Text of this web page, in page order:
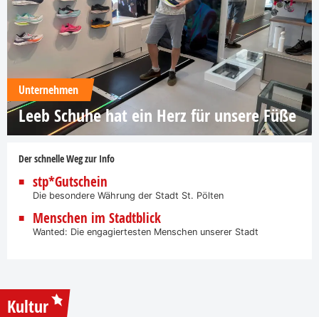
Unternehmen
Leeb Schuhe hat ein Herz für unsere Füße
Der schnelle Weg zur Info
stp*Gutschein
Die besondere Währung der Stadt St. Pölten
Menschen im Stadtblick
Wanted: Die engagiertesten Menschen unserer Stadt
Kultur